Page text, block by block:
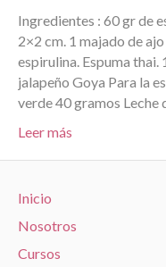
Ingredientes : 60 gr de
2×2 cm. 1 majado de
espirulina. Espuma thai.
jalapeño Goya Para la
verde 40 gramos Leche
Leer más
Inicio
Nosotros
Cursos